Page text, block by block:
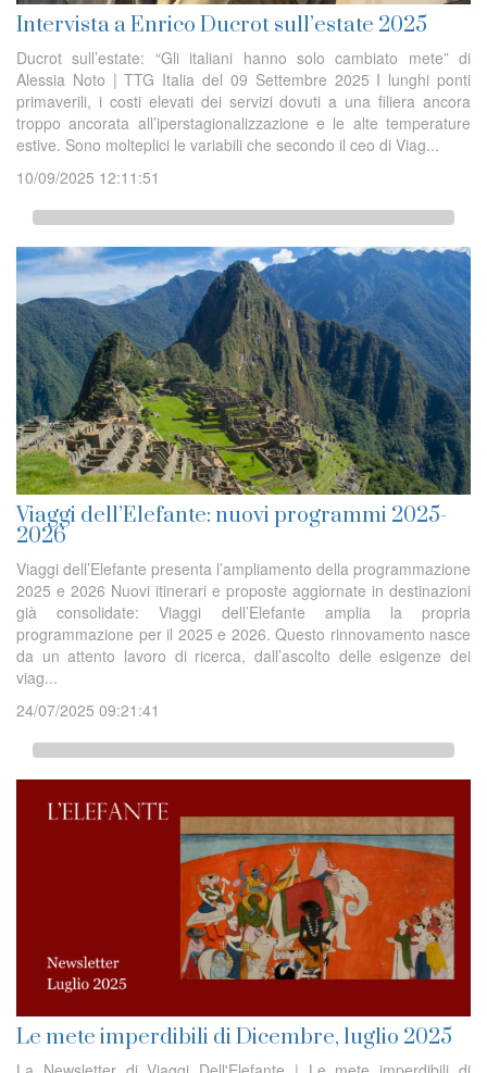
Intervista a Enrico Ducrot sull’estate 2025
Ducrot sull’estate: “Gli italiani hanno solo cambiato mete” di
Alessia Noto | TTG Italia del 09 Settembre 2025 I lunghi ponti
primaverili, i costi elevati dei servizi dovuti a una filiera ancora
troppo ancorata all’iperstagionalizzazione e le alte temperature
estive. Sono molteplici le variabili che secondo il ceo di Viag...
10/09/2025 12:11:51
Viaggi dell’Elefante: nuovi programmi 2025-
2026
Viaggi dell’Elefante presenta l’ampliamento della programmazione
2025 e 2026 Nuovi itinerari e proposte aggiornate in destinazioni
già consolidate: Viaggi dell’Elefante amplia la propria
programmazione per il 2025 e 2026. Questo rinnovamento nasce
da un attento lavoro di ricerca, dall’ascolto delle esigenze dei
viag...
24/07/2025 09:21:41
Le mete imperdibili di Dicembre, luglio 2025